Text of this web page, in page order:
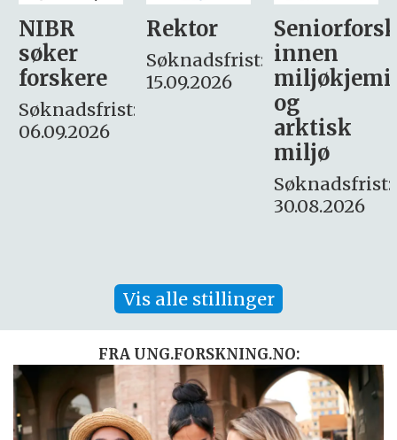
Rektor
Søknadsfrist:
15.09.2026
Seniorforsker
innen
miljøkjemi
søker
– fast
Søknadsfrist:
16. august.
Vis alle stillinger
FRA UNG.FORSKNING.NO: